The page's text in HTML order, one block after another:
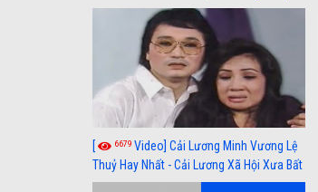
hay nhất
[ 6679 Video] Cải Lương Minh Vương Lệ
Thuỷ Hay Nhất - Cải Lương Xã Hội Xưa Bất
Hủ